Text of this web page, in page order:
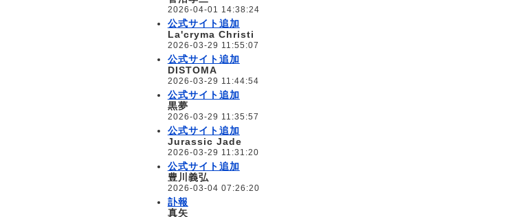
2026-04-01 14:38:24
公式サイト追加
La'cryma Christi
2026-03-29 11:55:07
公式サイト追加
DISTOMA
2026-03-29 11:44:54
公式サイト追加
黒夢
2026-03-29 11:35:57
公式サイト追加
Jurassic Jade
2026-03-29 11:31:20
公式サイト追加
豊川義弘
2026-03-04 07:26:20
訃報
真矢